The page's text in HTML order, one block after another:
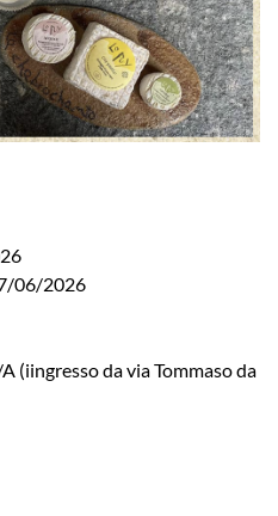
06/2026
(iingresso da via Tommaso da